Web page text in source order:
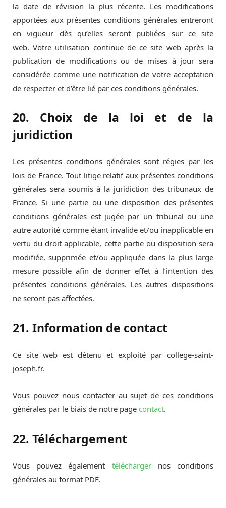
la date de révision la plus récente. Les modifications
apportées aux présentes conditions générales entreront
en vigueur dès qu’elles seront publiées sur ce site
web. Votre utilisation continue de ce site web après la
publication de modifications ou de mises à jour sera
considérée comme une notification de votre acceptation
de respecter et d’être lié par ces conditions générales.
20. Choix de la loi et de la
juridiction
Les présentes conditions générales sont régies par les
lois de France. Tout litige relatif aux présentes conditions
générales sera soumis à la juridiction des tribunaux de
France. Si une partie ou une disposition des présentes
conditions générales est jugée par un tribunal ou une
autre autorité comme étant invalide et/ou inapplicable en
vertu du droit applicable, cette partie ou disposition sera
modifiée, supprimée et/ou appliquée dans la plus large
mesure possible afin de donner effet à l’intention des
présentes conditions générales. Les autres dispositions
ne seront pas affectées.
21. Information de contact
Ce site web est détenu et exploité par college-saint-
joseph.fr.
Vous pouvez nous contacter au sujet de ces conditions
générales par le biais de notre page contact.
22. Téléchargement
Vous pouvez également téléchargernos conditions
générales au format PDF.